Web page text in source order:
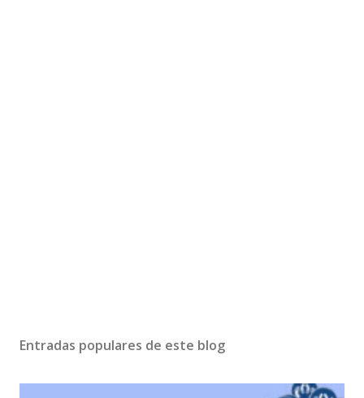
Entradas populares de este blog